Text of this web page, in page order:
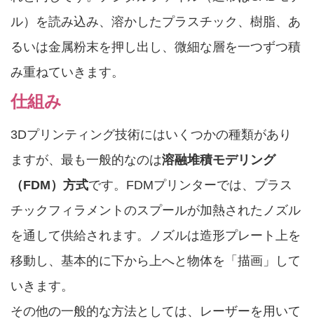
ル）を読み込み、溶かしたプラスチック、樹脂、あ
るいは金属粉末を押し出し、微細な層を一つずつ積
み重ねていきます。
仕組み
3Dプリンティング技術にはいくつかの種類があり
ますが、最も一般的なのは溶融堆積モデリング
（FDM）方式です。FDMプリンターでは、プラス
チックフィラメントのスプールが加熱されたノズル
を通して供給されます。ノズルは造形プレート上を
移動し、基本的に下から上へと物体を「描画」して
いきます。
その他の一般的な方法としては、レーザーを用いて